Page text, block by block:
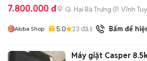
7.800.000 đ Q. Hai Bà Trưng (P. Vĩnh Tuy
Akiba Shop 5.0 23 đã bán Bấm để
Máy giặt Casper